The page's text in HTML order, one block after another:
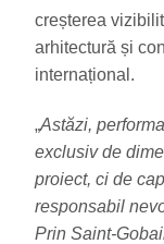
creșterea
arhitectură și
internațional.
„Astăzi,
exclusiv de
proiect, ci de
responsabil
Prin Saint-